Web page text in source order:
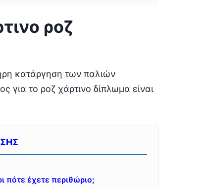
ροζ
κατάργηση των παλιών
για το ροζ χάρτινο δίπλωμα είναι
πότε έχετε περιθώριο;